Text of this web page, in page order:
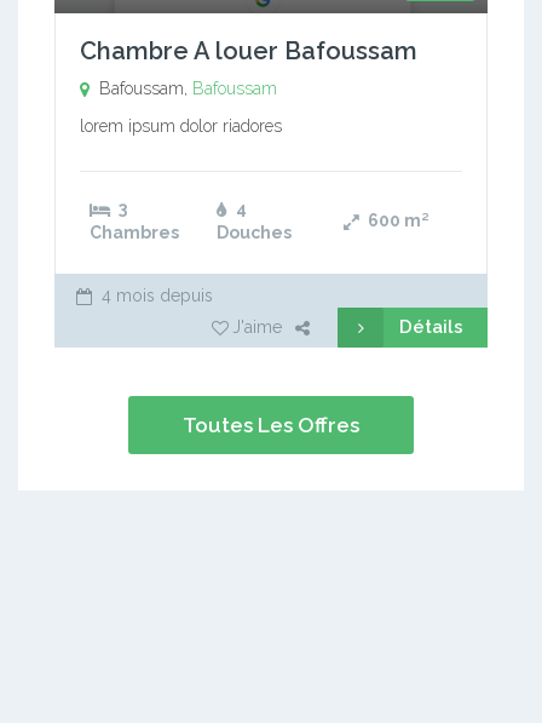
Chambre A louer Bafoussam
Bafoussam,
Bafoussam
lorem ipsum dolor riadores
3
Chambres
4
Douches
600 m²
4 mois depuis
J'aime
Détails
Toutes Les Offres